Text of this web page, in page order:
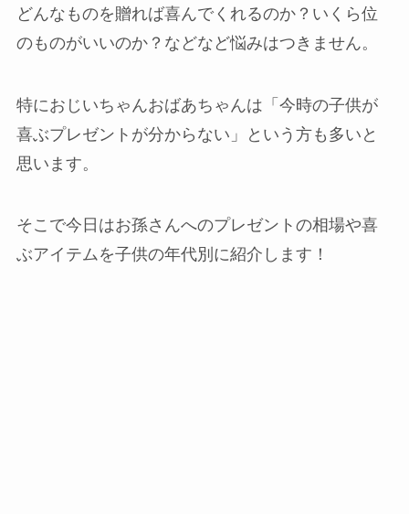
どんなものを贈れば喜んでくれるのか？いくら位
のものがいいのか？などなど悩みはつきません。
特におじいちゃんおばあちゃんは「今時の子供が
喜ぶプレゼントが分からない」という方も多いと
思います。
そこで今日はお孫さんへのプレゼントの相場や喜
ぶアイテムを子供の年代別に紹介します！